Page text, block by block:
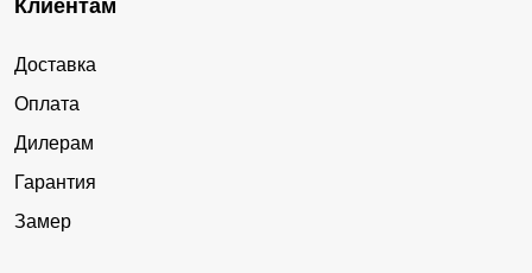
Клиентам
Доставка
Оплата
Дилерам
Гарантия
Замер